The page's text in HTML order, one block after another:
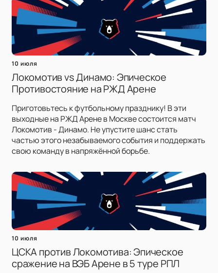
10 июля
Локомотив vs Динамо: Эпическое
Противостояние на РЖД Арене
Приготовьтесь к футбольному празднику! В эти
выходные на РЖД Арене в Москве состоится матч
Локомотив - Динамо. Не упустите шанс стать
частью этого незабываемого события и поддержать
свою команду в напряжённой борьбе.
10 июля
ЦСКА против Локомотива: Эпическое
сражение на ВЭБ Арене в 5 туре РПЛ